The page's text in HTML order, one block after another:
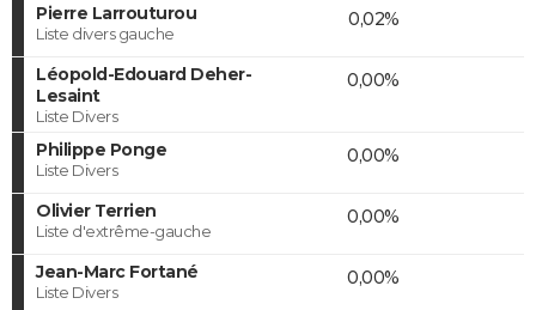
Pierre Larrouturou
Liste divers gauche
0,02%
Léopold-Edouard Deher-
Lesaint
Liste Divers
0,00%
Philippe Ponge
Liste Divers
0,00%
Olivier Terrien
Liste d'extrême-gauche
0,00%
Jean-Marc Fortané
Liste Divers
0,00%